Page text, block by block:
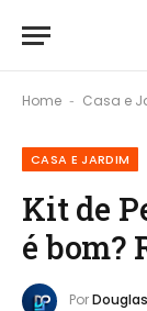
Home - Casa e
CASA E JARDIM
Kit de
é bom?
Por